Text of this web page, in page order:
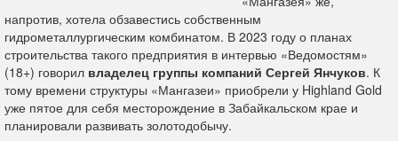
напротив, хотела обзавестись собственным
гидрометаллургическим комбинатом. В 2023 году о планах
строительства такого предприятия в интервью «Ведомостям»
(18+) говорил владелец группы компаний Сергей Янчуков. К
тому времени структуры «Мангазеи» приобрели у Highland Gold
уже пятое для себя месторождение в Забайкальском крае и
планировали развивать золотодобычу.